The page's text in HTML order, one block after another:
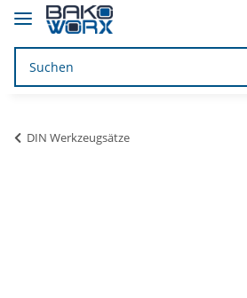
DIN Werkzeugsätze